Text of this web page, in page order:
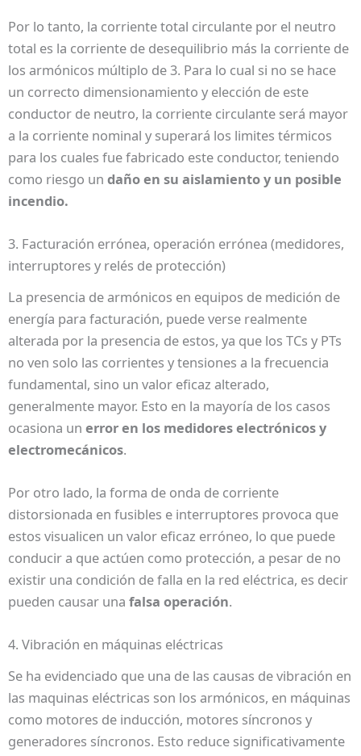
Por lo tanto, la corriente total circulante por el neutro
total es la corriente de desequilibrio más la corriente de
los armónicos múltiplo de 3. Para lo cual si no se hace
un correcto dimensionamiento y elección de este
conductor de neutro, la corriente circulante será mayor
a la corriente nominal y superará los limites térmicos
para los cuales fue fabricado este conductor, teniendo
como riesgo un daño en su aislamiento y un posible
incendio.
3. Facturación errónea, operación errónea (medidores,
interruptores y relés de protección)
La presencia de armónicos en equipos de medición de
energía para facturación, puede verse realmente
alterada por la presencia de estos, ya que los TCs y PTs
no ven solo las corrientes y tensiones a la frecuencia
fundamental, sino un valor eficaz alterado,
generalmente mayor. Esto en la mayoría de los casos
ocasiona un error en los medidores electrónicos y
electromecánicos.
Por otro lado, la forma de onda de corriente
distorsionada en fusibles e interruptores provoca que
estos visualicen un valor eficaz erróneo, lo que puede
conducir a que actúen como protección, a pesar de no
existir una condición de falla en la red eléctrica, es decir
pueden causar una falsa operación.
4. Vibración en máquinas eléctricas
Se ha evidenciado que una de las causas de vibración en
las maquinas eléctricas son los armónicos, en máquinas
como motores de inducción, motores síncronos y
generadores síncronos. Esto reduce significativamente